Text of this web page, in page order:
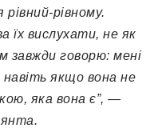
рівний-рівному.
їх вислухати, не як
завжди говорю: мені
якщо вона не
яка вона є”, —